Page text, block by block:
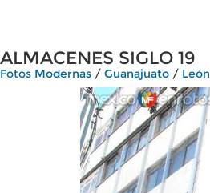
ALMACENES SIGLO 19
Fotos Modernas / Guanajuato / León